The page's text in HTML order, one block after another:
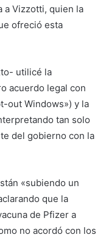
a Vizzotti, quien la
ofreció esta
utilicé la
acuerdo legal con
out Windows») y la
tan solo
del gobierno con la
«subiendo un
que la
de Pfizer a
no acordó con los